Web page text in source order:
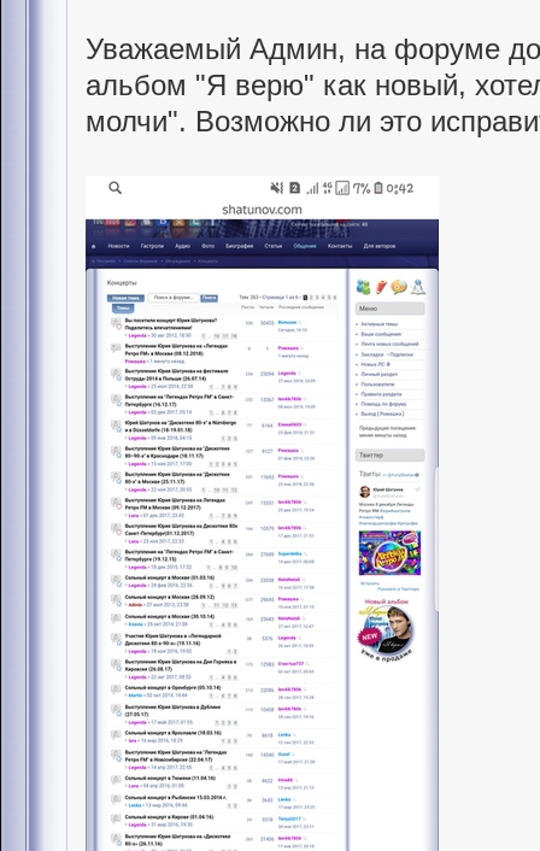
Уважаемый Админ, на форуме до
альбом "Я верю" как новый,
молчи". Возможно ли это